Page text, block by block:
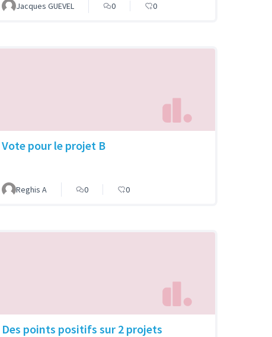
Jacques GUEVEL 0 0
Vote pour le projet B
Reghis A 0 0
Des points positifs sur 2 projets